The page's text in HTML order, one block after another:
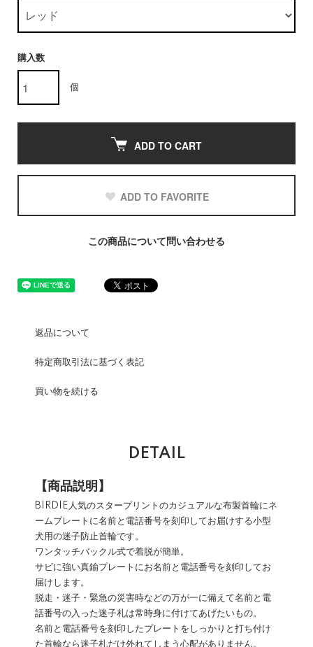
購入数
個
ADD TO CART
ADD TO FAVORITE
この商品について問い合わせる
返品について
特定商取引法に基づく表記
買い物を続ける
DETAIL
【商品説明】
BIRDIE人気のスタープリントのカジュアルな布製首輪にネ
ームプレートに名前と電話番号を刻印してお届けする小型
犬用の迷子防止首輪です。
ワンタッチバックル式で着脱が簡単。
サビに強い真鍮プレートにお名前と電話番号を刻印してお
届けします。
脱走・迷子・緊急の災害時などの万が一に備えて名前と電
話番号の入った迷子札は常時身に付けてあげたいもの。
名前と電話番号を刻印したプレートをしっかりと打ち付け
た首輪なら迷子札だけ外れてしまう心配がありません。